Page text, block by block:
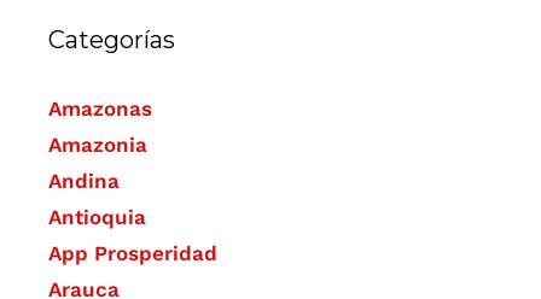
Categorías
Amazonas
Amazonia
Andina
Antioquia
App Prosperidad
Arauca